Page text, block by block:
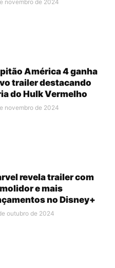
novembro de 2024
América 4 ganha
trailer destacando
do Hulk Vermelho
novembro de 2024
revela trailer com
e mais
no Disney+
outubro de 2024